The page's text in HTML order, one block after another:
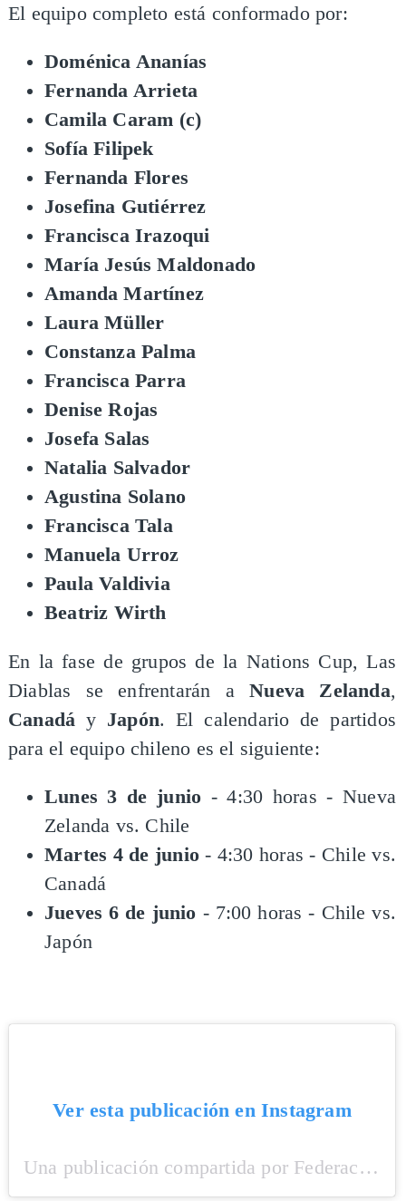
El equipo completo está conformado por:
Doménica Ananías
Fernanda Arrieta
Camila Caram (c)
Sofía Filipek
Fernanda Flores
Josefina Gutiérrez
Francisca Irazoqui
María Jesús Maldonado
Amanda Martínez
Laura Müller
Constanza Palma
Francisca Parra
Denise Rojas
Josefa Salas
Natalia Salvador
Agustina Solano
Francisca Tala
Manuela Urroz
Paula Valdivia
Beatriz Wirth
En la fase de grupos de la Nations Cup, Las
Diablas se enfrentarán aNueva Zelanda,
Canadá y Japón. El calendario de partidos
para el equipo chileno es el siguiente:
Lunes 3 de junio - 4:30 horas - Nueva
Zelanda vs. Chile
Martes 4 de junio- 4:30 horas - Chile vs.
Canadá
Jueves 6 de junio - 7:00 horas - Chile vs.
Japón
Ver esta publicación en Instagram
Una publicación compartida por Federación Chilena de Hockey Césped 🇨🇱 (@chile_hockey)